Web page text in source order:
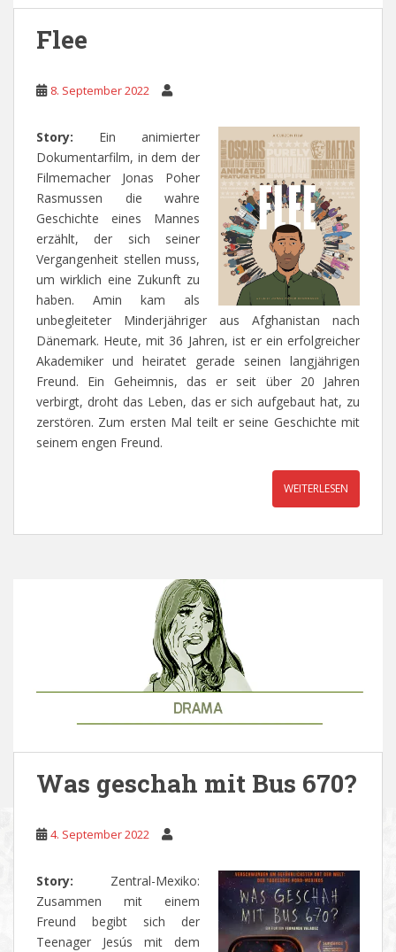
Flee
8. September 2022
Story: Ein animierter
Dokumentarfilm, in dem der
Filmemacher Jonas Poher
Rasmussen die wahre
Geschichte eines Mannes
erzählt, der sich seiner
Vergangenheit stellen muss,
um wirklich eine Zukunft zu
haben. Amin kam als
unbegleiteter Minderjähriger aus Afghanistan nach
Dänemark. Heute, mit 36 Jahren, ist er ein erfolgreicher
Akademiker und heiratet gerade seinen langjährigen
Freund. Ein Geheimnis, das er seit über 20 Jahren
verbirgt, droht das Leben, das er sich aufgebaut hat, zu
zerstören. Zum ersten Mal teilt er seine Geschichte mit
seinem engen Freund.
WEITERLESEN
Was geschah mit Bus 670?
4. September 2022
Story: Zentral-Mexiko:
Zusammen mit einem
Freund begibt sich der
Teenager Jesús mit dem